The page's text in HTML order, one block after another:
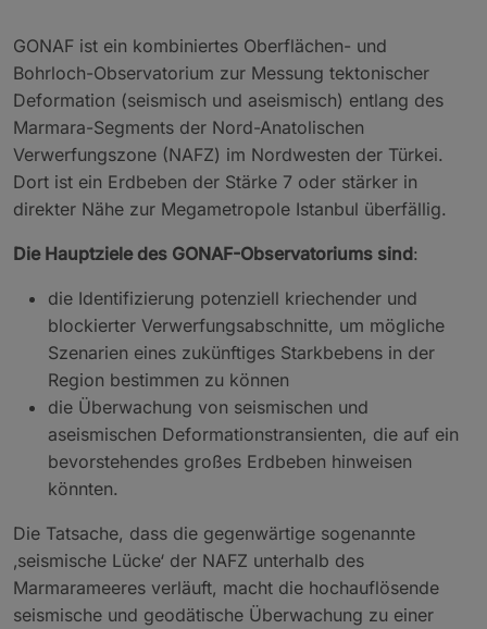
GONAF ist ein kombiniertes Oberflächen- und
Bohrloch-Observatorium zur Messung tektonischer
Deformation (seismisch und aseismisch) entlang des
Marmara-Segments der Nord-Anatolischen
Verwerfungszone (NAFZ) im Nordwesten der Türkei.
Dort ist ein Erdbeben der Stärke 7 oder stärker in
direkter Nähe zur Megametropole Istanbul überfällig.
Die Hauptziele des GONAF-Observatoriums sind:
die Identifizierung potenziell kriechender und
blockierter Verwerfungsabschnitte, um mögliche
Szenarien eines zukünftiges Starkbebens in der
Region bestimmen zu können
die Überwachung von seismischen und
aseismischen Deformationstransienten, die auf ein
bevorstehendes großes Erdbeben hinweisen
könnten.
Die Tatsache, dass die gegenwärtige sogenannte
‚seismische Lücke‘ der NAFZ unterhalb des
Marmarameeres verläuft, macht die hochauflösende
seismische und geodätische Überwachung zu einer